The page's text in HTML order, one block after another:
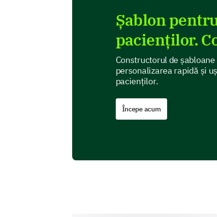
Șablon
pacienților.
Constructorul de
personalizarea rapidă și
pacienților.
Începe acum